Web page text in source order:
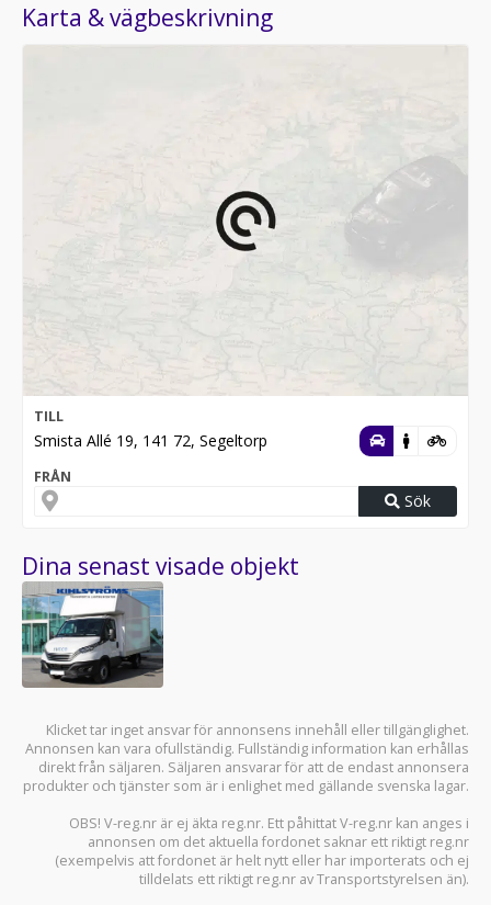
Karta & vägbeskrivning
TILL
Smista Allé 19, 141 72, Segeltorp
FRÅN
Sök
Dina senast visade objekt
Klicket tar inget ansvar för annonsens innehåll eller tillgänglighet.
Annonsen kan vara ofullständig. Fullständig information kan erhållas
direkt från säljaren. Säljaren ansvarar för att de endast annonsera
produkter och tjänster som är i enlighet med gällande svenska lagar.
OBS! V-reg.nr är ej äkta reg.nr. Ett påhittat V-reg.nr kan anges i
annonsen om det aktuella fordonet saknar ett riktigt reg.nr
(exempelvis att fordonet är helt nytt eller har importerats och ej
tilldelats ett riktigt reg.nr av Transportstyrelsen än).